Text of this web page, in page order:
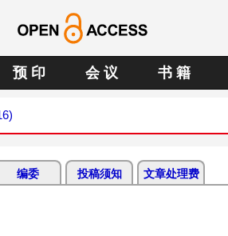
预 印 会 议 书 籍
编委 投稿须知 文章处理费